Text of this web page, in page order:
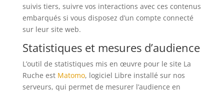
suivis tiers, suivre vos interactions avec ces contenus
embarqués si vous disposez d’un compte connecté
sur leur site web.
Statistiques et mesures d’audience
L’outil de statistiques mis en œuvre pour le site La
Ruche est Matomo, logiciel Libre installé sur nos
serveurs, qui permet de mesurer l’audience en